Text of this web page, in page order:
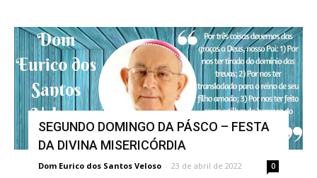
SEGUNDO DOMINGO DA PÁSCO – FESTA
DA DIVINA MISERICÓRDIA
Dom Eurico dos Santos Veloso - 23 de abril de 2022 0